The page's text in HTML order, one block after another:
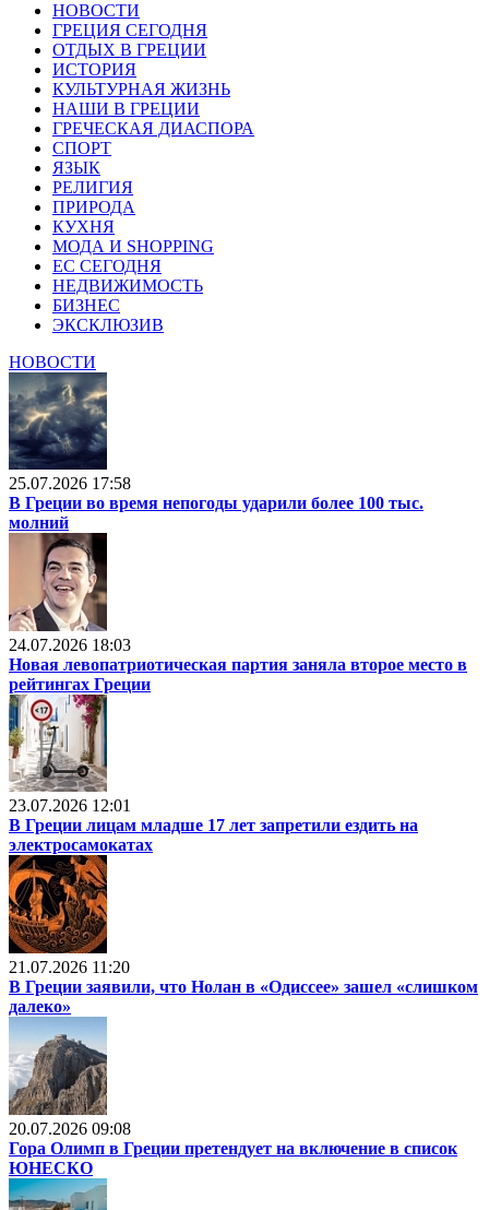
НОВОСТИ
ГРЕЦИЯ СЕГОДНЯ
ОТДЫХ В ГРЕЦИИ
ИСТОРИЯ
КУЛЬТУРНАЯ ЖИЗНЬ
НАШИ В ГРЕЦИИ
ГРЕЧЕСКАЯ ДИАСПОРА
СПОРТ
ЯЗЫК
РЕЛИГИЯ
ПРИРОДА
КУХНЯ
МОДА И SHOPPING
ЕС СЕГОДНЯ
НЕДВИЖИМОСТЬ
БИЗНЕС
ЭКСКЛЮЗИВ
НОВОСТИ
25.07.2026 17:58
В Греции во время непогоды ударили более 100 тыс.
молний
24.07.2026 18:03
Новая левопатриотическая партия заняла второе место в
рейтингах Греции
23.07.2026 12:01
В Греции лицам младше 17 лет запретили ездить на
электросамокатах
21.07.2026 11:20
В Греции заявили, что Нолан в «Одиссее» зашел «слишком
далеко»
20.07.2026 09:08
Гора Олимп в Греции претендует на включение в список
ЮНЕСКО